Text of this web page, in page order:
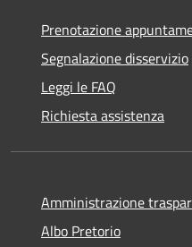
Prenotazione
Segnalazione disservizio
Leggi le FAQ
Richiesta assistenza
Amministrazione
Albo Pretorio